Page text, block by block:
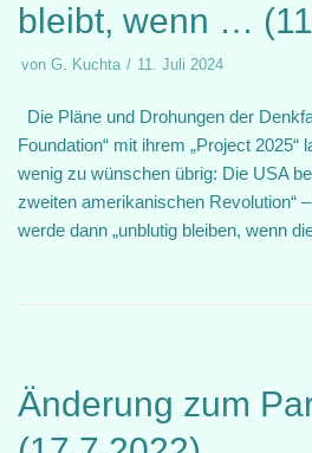
bleibt, wenn …
von G. Kuchta 11. Juli 2024
Die Pläne und Drohungen der
Foundation“ mit ihrem „Project 2025“
wenig zu wünschen übrig: Die USA
zweiten amerikanischen Revolution“
werde dann „unblutig bleiben, wenn
Änderung zum